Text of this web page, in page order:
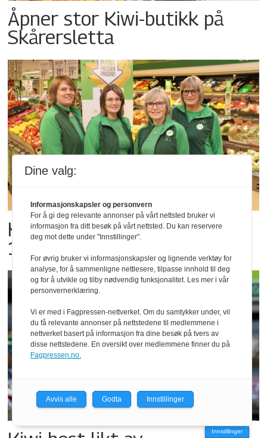
Åpner stor Kiwi-butikk på
Skårersletta
KIWI-damene som er helt i
100
Innstillinger
Dine valg:
Informasjonskapsler og personvern
For å gi deg relevante annonser på vårt nettsted bruker vi
informasjon fra ditt besøk på vårt nettsted. Du kan reservere
deg mot dette under "Innstillinger".
For øvrig bruker vi informasjonskapsler og lignende verktøy for
analyse, for å sammenligne nettlesere, tilpasse innhold til deg
og for å utvikle og tilby nødvendig funksjonalitet. Les mer i vår
personvernerklæring.
Vi er med i Fagpressen-nettverket. Om du samtykker under, vil
du få relevante annonser på nettstedene til medlemmene i
nettverket basert på informasjon fra dine besøk på tvers av
disse nettstedene. En oversikt over medlemmene finner du på
Fagpressen.no.
Avvis alle Godta Innstillinger